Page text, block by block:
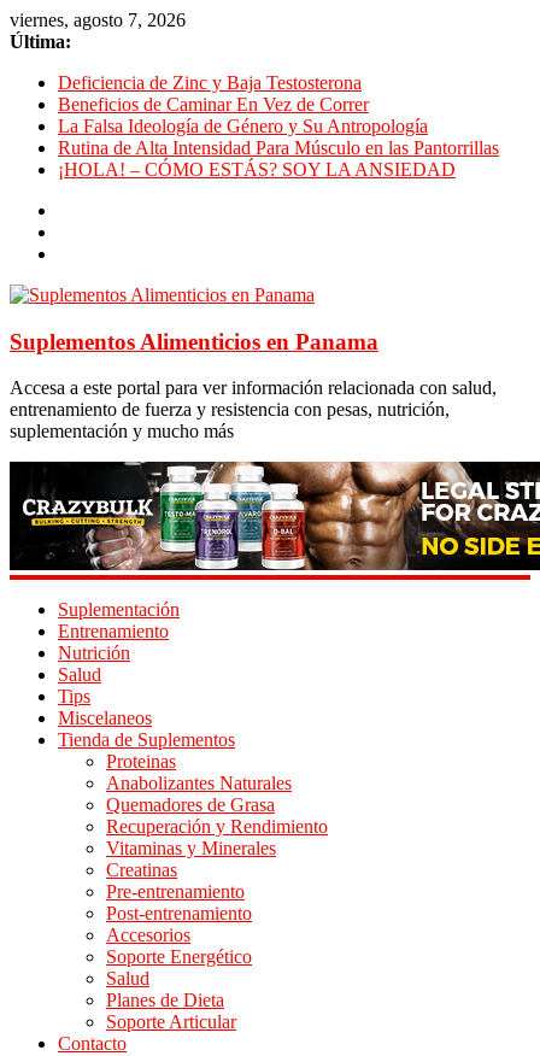
viernes, agosto 7, 2026
Última:
Deficiencia de Zinc y Baja Testosterona
Beneficios de Caminar En Vez de Correr
La Falsa Ideología de Género y Su Antropología
Rutina de Alta Intensidad Para Músculo en las Pantorrillas
¡HOLA! – CÓMO ESTÁS? SOY LA ANSIEDAD
Suplementos Alimenticios en Panama
Accesa a este portal para ver información relacionada con salud,
entrenamiento de fuerza y resistencia con pesas, nutrición,
suplementación y mucho más
Suplementación
Entrenamiento
Nutrición
Salud
Tips
Miscelaneos
Tienda de Suplementos
Proteinas
Anabolizantes Naturales
Quemadores de Grasa
Recuperación y Rendimiento
Vitaminas y Minerales
Creatinas
Pre-entrenamiento
Post-entrenamiento
Accesorios
Soporte Energético
Salud
Planes de Dieta
Soporte Articular
Contacto